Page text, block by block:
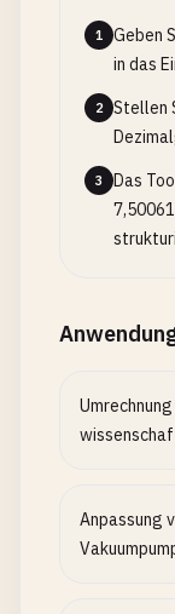
1
Geben
in das
2
Stellen
3
Das
Anpassung